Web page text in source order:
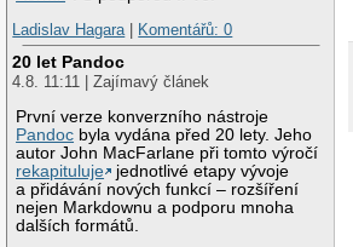
Ladislav Hagara| Komentářů: 0
20 let Pandoc
4.8. 11:11 | Zajímavý článek
První verze konverzního nástroje
Pandoc byla vydána před 20 lety. Jeho
autor John MacFarlane při tomto výročí
rekapituluje
jednotlivé etapy vývoje
a přidávání nových funkcí – rozšíření
nejen Markdownu a podporu mnoha
dalších formátů.